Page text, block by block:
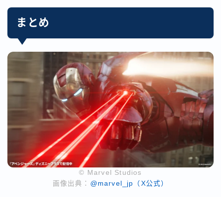
まとめ
© Marvel Studios
画像出典： @marvel_jp（X公式）